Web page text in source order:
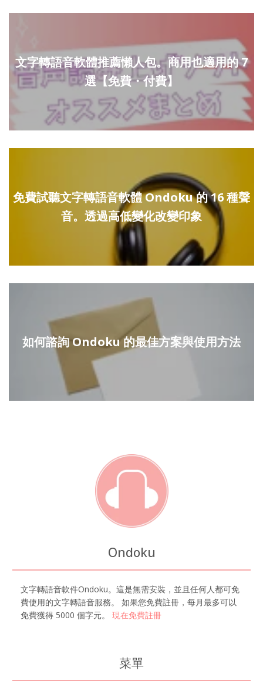
文字轉語音軟體推薦懶人包。商用也適用的 7
選【免費・付費】
免費試聽文字轉語音軟體 Ondoku 的 16 種聲
音。透過高低變化改變印象
如何諮詢 Ondoku 的最佳方案與使用方法
Ondoku
文字轉語音軟件Ondoku。這是無需安裝，並且任何人都可免
費使用的文字轉語音服務。 如果您免費註冊，每月最多可以
免費獲得 5000 個字元。 現在免費註冊
菜單